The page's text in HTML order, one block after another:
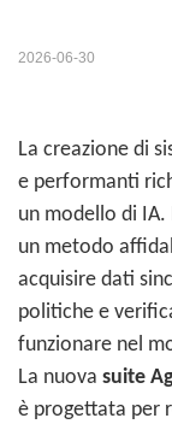
2026-06-30
La creazione di
e performanti
un modello di
un metodo
acquisire dati
politiche e
funzionare nel
La nuova suite
è progettata per